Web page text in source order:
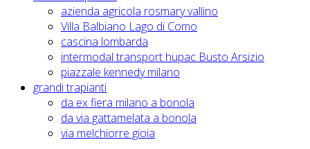
azienda agricola rosmary vallino
Villa Balbiano Lago di Como
cascina lombarda
intermodal transport hupac Busto Arsizio
piazzale kennedy milano
grandi trapianti
da ex fiera milano a bonola
da via gattamelata a bonola
via melchiorre gioia